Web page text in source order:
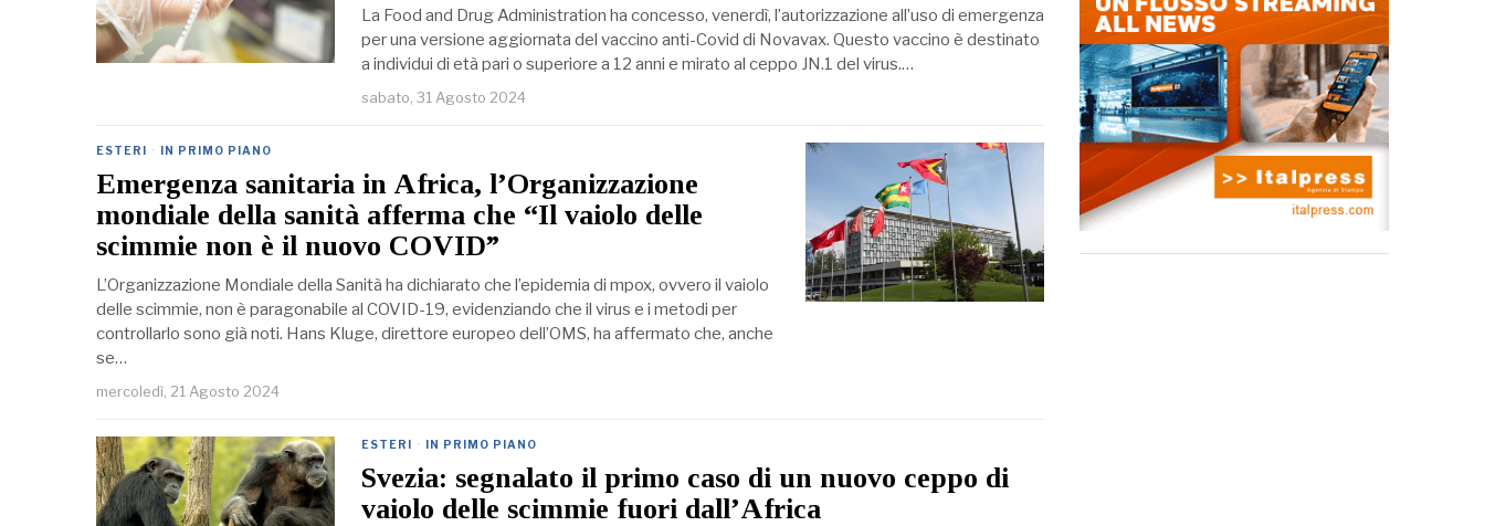
La Food and Drug Administration ha concesso, venerdì, l’autorizzazione all’uso di emergenza
per una versione aggiornata del vaccino anti-Covid di Novavax. Questo vaccino è destinato
a individui di età pari o superiore a 12 anni e mirato al ceppo JN.1 del virus.…
sabato, 31 Agosto 2024
ESTERI · IN PRIMO PIANO
Emergenza sanitaria in Africa, l’Organizzazione
mondiale della sanità afferma che “Il vaiolo delle
scimmie non è il nuovo COVID”
L’Organizzazione Mondiale della Sanità ha dichiarato che l’epidemia di mpox, ovvero il vaiolo
delle scimmie, non è paragonabile al COVID-19, evidenziando che il virus e i metodi per
controllarlo sono già noti. Hans Kluge, direttore europeo dell’OMS, ha affermato che, anche
se…
mercoledì, 21 Agosto 2024
ESTERI · IN PRIMO PIANO
Svezia: segnalato il primo caso di un nuovo ceppo di
vaiolo delle scimmie fuori dall’Africa